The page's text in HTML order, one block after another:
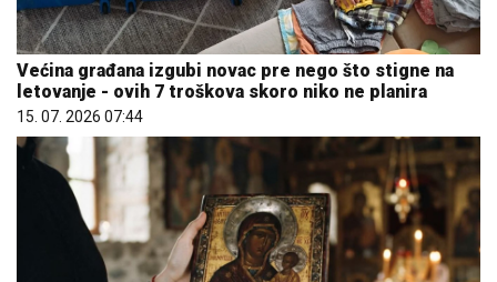
Većina građana izgubi novac pre nego što stigne na
letovanje - ovih 7 troškova skoro niko ne planira
15. 07. 2026 07:44